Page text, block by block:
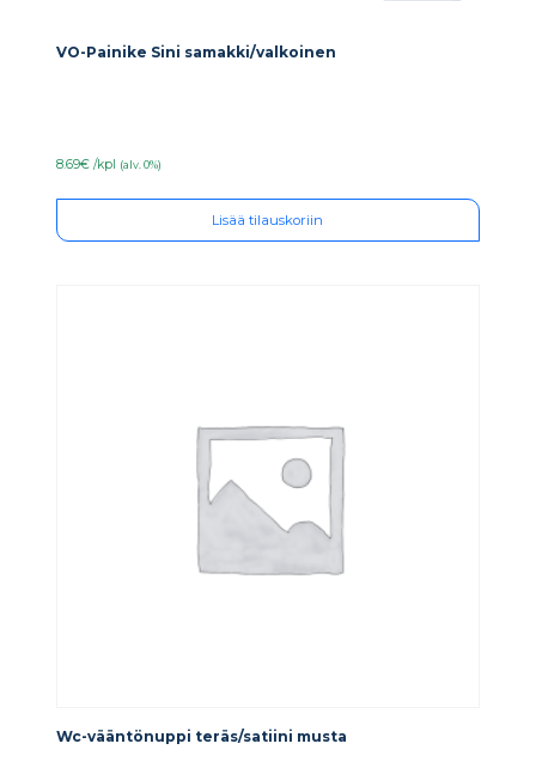
VO-Painike Sini samakki/valkoinen
8.69€ /kpl (alv. 0%)
Lisää tilauskoriin
Wc-vääntönuppi teräs/satiini musta